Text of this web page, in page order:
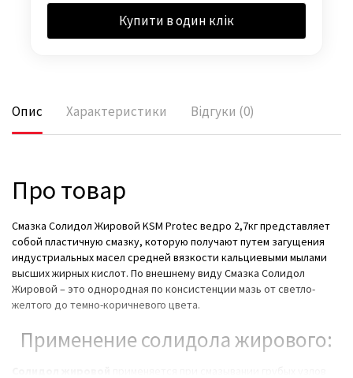
Купити в один клік
Опис Характеристики Відгуки (0)
Про товар
Смазка Солидол Жировой KSM Protec ведро 2,7кг представляет
собой пластичную смазку, которую получают путем загущения
индустриальных масел средней вязкости кальциевыми мылами
высших жирных кислот. По внешнему виду Смазка Солидол
Жировой – это однородная по консистенции мазь от светло-
желтого до темно-коричневого цвета.
Применение солидола жирового: